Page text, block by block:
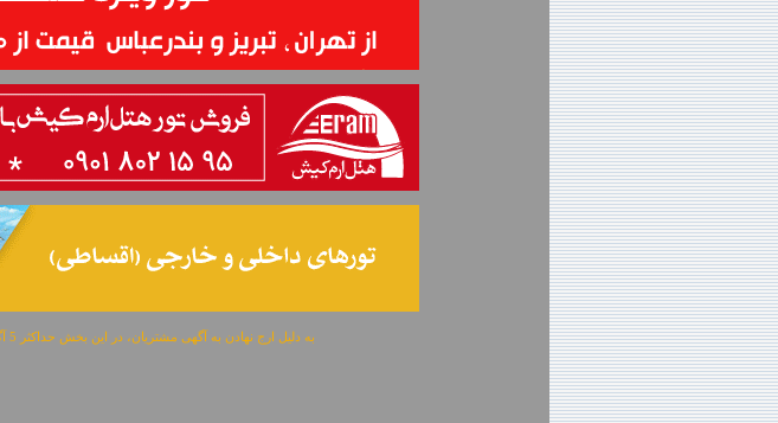
به دلیل ارج نهادن به آگهی مشتریان، در این بخش حداکثر 5 آگهی نمایش داده می شود و از پذیرش تعداد آگهی بیشتر معذوریم.